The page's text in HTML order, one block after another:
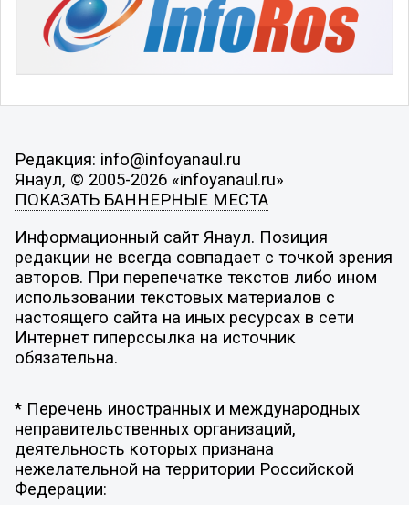
Редакция: info@infoyanaul.ru
Янаул, © 2005-2026 «infoyanaul.ru»
ПОКАЗАТЬ БАННЕРНЫЕ МЕСТА
Информационный сайт Янаул. Позиция
редакции не всегда совпадает с точкой зрения
авторов. При перепечатке текстов либо ином
использовании текстовых материалов с
настоящего сайта на иных ресурсах в сети
Интернет гиперссылка на источник
обязательна.
* Перечень иностранных и международных
неправительственных организаций,
деятельность которых признана
нежелательной на территории Российской
Федерации: